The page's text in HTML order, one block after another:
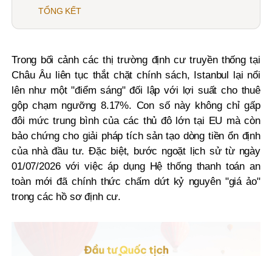
TỔNG KẾT
Trong bối cảnh các thị trường định cư truyền thống tại
Châu Âu liên tục thắt chặt chính sách, Istanbul lại nổi
lên như một "điểm sáng" đối lập với lợi suất cho thuê
gộp chạm ngưỡng 8.17%. Con số này không chỉ gấp
đôi mức trung bình của các thủ đô lớn tại EU mà còn
bảo chứng cho giải pháp tích sản tạo dòng tiền ổn định
của nhà đầu tư. Đặc biệt, bước ngoặt lịch sử từ ngày
01/07/2026 với việc áp dụng Hệ thống thanh toán an
toàn mới đã chính thức chấm dứt kỷ nguyên "giá ảo"
trong các hồ sơ định cư.